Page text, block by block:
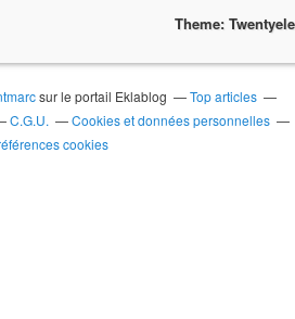
Theme:
sur le portail Eklablog
Top articles
C.G.U.
Cookies et données personnelles
cookies